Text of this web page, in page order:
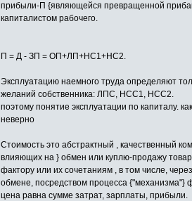
прибыли-П {являющейся превращенной
капиталистом рабочего.
П = Д - ЗП = ОП+ЛП+НС1+НС2.
Эксплуатацию наемного труда определяют
желаний собственника: ЛПС, НСС1, НСС2.
поэтому понятие эксплуатации по капиталу.
неверно
Стоимость это абстрактный , качественный
влияющих на } обмен или куплю-продажу
фактору или их сочетаниям , в том числе,
обмене, посредством процесса
цена равна сумме затрат, зарплаты, прибыли.